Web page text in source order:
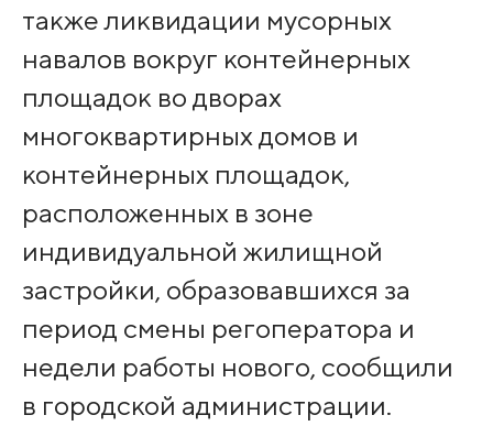
также ликвидации мусорных
навалов вокруг контейнерных
площадок во дворах
многоквартирных домов и
контейнерных площадок,
расположенных в зоне
индивидуальной жилищной
застройки, образовавшихся за
период смены регоператора и
недели работы нового, сообщили
в городской администрации.